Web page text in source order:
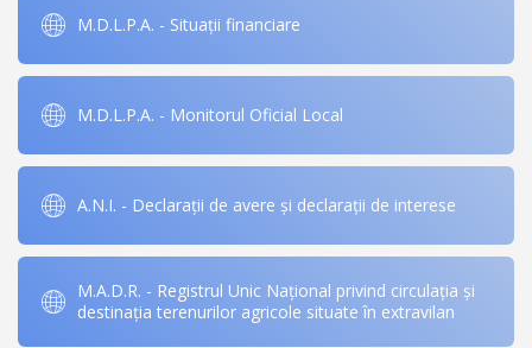
M.D.L.P.A. - Situații financiare
M.D.L.P.A. - Monitorul Oficial Local
A.N.I. - Declarații de avere și declarații de interese
M.A.D.R. - Registrul Unic Național privind circulația și
destinația terenurilor agricole situate în extravilan